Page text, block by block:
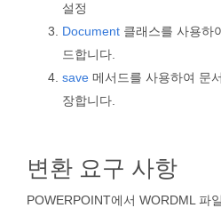
설정
Document 클래스를 사용하
드합니다.
save 메서드를 사용하여 문
장합니다.
변환 요구 사항
POWERPOINT에서 WORDML 파